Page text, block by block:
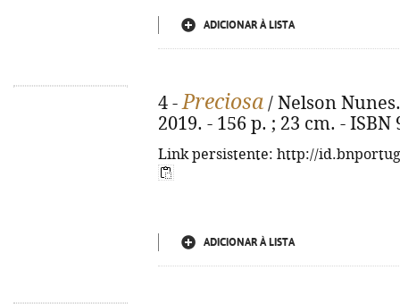
ADICIONAR À LISTA
4 -Preciosa / Nelson
2019. - 156 p. ; 23 cm. - ISBN
Link persistente: http://
ADICIONAR À LISTA